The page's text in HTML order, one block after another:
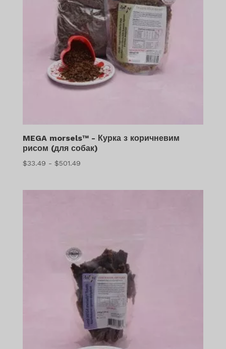
MEGA morsels™ - Курка з коричневим
рисом (для собак)
$33.49 - $501.49Діапазон